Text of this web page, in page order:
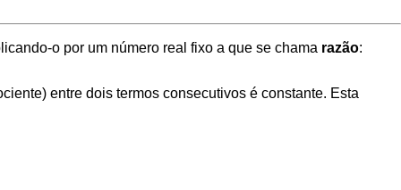
o por um número real fixo a que se chama razão:
entre dois termos consecutivos é constante. Esta